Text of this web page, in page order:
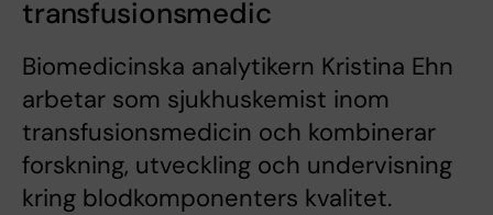
transfusionsmedic
Biomedicinska analytikern Kristina Ehn
arbetar som sjukhuskemist inom
transfusionsmedicin och kombinerar
forskning, utveckling och undervisning
kring blodkomponenters kvalitet.